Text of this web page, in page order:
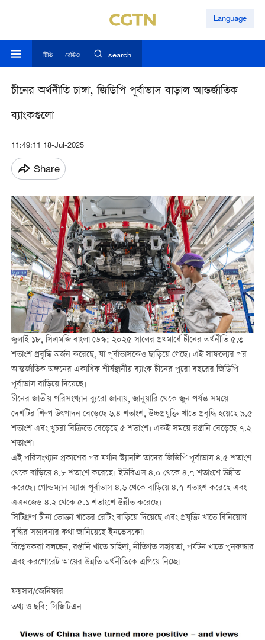
Language
টিভি রেডিও search
চীনের অর্থনীতি চাঙ্গা, জিডিপি পূর্বাভাস বাড়াল আন্তর্জাতিক
ব্যাংকগুলো
11:49:11 18-Jul-2025
Share
জুলাই ১৮, সিএমজি বাংলা ডেস্ক: ২০২৫ সালের প্রথমার্ধে চীনের অর্থনীতি ৫.৩
শতাংশ প্রবৃদ্ধি অর্জন করেছে, যা পূর্বাভাসকেও ছাড়িয়ে গেছে। এই সাফল্যের পর
আন্তর্জাতিক অঙ্গনের একাধিক শীর্ষস্থানীয় ব্যাংক চীনের পুরো বছরের জিডিপি
পূর্বাভাস বাড়িয়ে দিয়েছে।
চীনের জাতীয় পরিসংখ্যান ব্যুরো জানায়, জানুয়ারি থেকে জুন পর্যন্ত সময়ে
দেশটির শিল্প উৎপাদন বেড়েছে ৬.৪ শতাংশ, উচ্চপ্রযুক্তি খাতে প্রবৃদ্ধি হয়েছে ৯.৫
শতাংশ এবং খুচরা বিক্রিতে বেড়েছে ৫ শতাংশ। একই সময়ে রপ্তানি বেড়েছে ৭.২
শতাংশ।
এই পরিসংখ্যান প্রকাশের পরমর্গান স্ট্যানলিতাদের জিডিপি পূর্বাভাস ৪.৫ শতাংশ
থেকে বাড়িয়ে ৪.৮ শতাংশ করেছে।ইউবিএস৪.০ থেকে ৪.৭ শতাংশে উন্নীত
করেছে। গোল্ডম্যান স্যাক্সপূর্বাভাস ৪.৬ থেকে বাড়িয়ে ৪.৭ শতাংশ করেছে এবং
এএনজেড৪.২ থেকে ৫.১ শতাংশে উন্নীত করেছে।
সিটিগ্রুপচীনা ভোক্তা খাতের রেটিং বাড়িয়ে দিয়েছে এবং প্রযুক্তি খাতে বিনিয়োগ
বৃদ্ধির সম্ভাবনার কথা জানিয়েছেইনভেসকো।
বিশ্লেষকরা বলছেন, রপ্তানি খাতে চাহিদা, নীতিগত সহায়তা, পর্যটন খাতে পুনরুদ্ধার
এবং করপোরেট আয়ের উন্নতি অর্থনীতিকে এগিয়ে নিচ্ছে।
ফয়সল/জেনিফার
তথ্য ও ছবি: সিজিটিএন